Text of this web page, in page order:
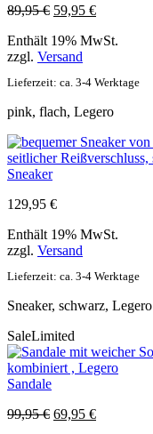
89,95€ Ursprünglicher
war:
89,95 €
59,95 €Aktueller
ist:
Enthält 19% MwSt.
zzgl. Versand
Lieferzeit: ca. 3-4 Werktage
pink, flach, Legero
Sneaker
129,95 €
Enthält 19% MwSt.
zzgl. Versand
Lieferzeit: ca. 3-4 Werktage
Sneaker, schwarz, Legero
SaleLimited
Sandale
99,95€ Ursprünglicher
69,95 €Aktueller